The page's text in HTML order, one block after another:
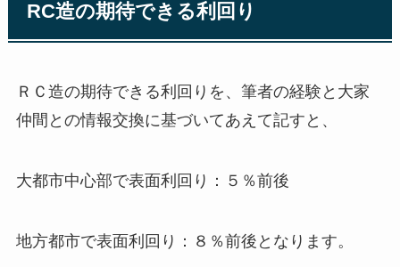
RC造の期待できる利回り
ＲＣ造の期待できる利回りを、筆者の経験と大家
仲間との情報交換に基づいてあえて記すと、
大都市中心部で表面利回り：５％前後
地方都市で表面利回り：８％前後となります。